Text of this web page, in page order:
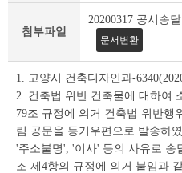
상
테
블
첨부파일
20200317 공시송
문서변환
1. 고양시 건축디자인과-
2. 건축법 위반 건축물에 대하여
79조 규정에 의거 건축법 위반행
림 공문을 등기우편으로 발송하
'주소불명', '이사' 등의 사유로 송
조 제4항의 규정에 의거 붙임과